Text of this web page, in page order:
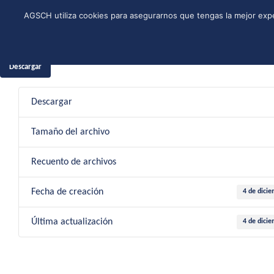
Instagram
Facebook
YouTube
Twitter
Spotify
LinkedIn
Descargar
Descargar
Tamaño del archivo
Recuento de archivos
Fecha de creación 4 de
Última actualización 4 de
AGSCH utiliza cookies para asegurarnos que tengas la mejor